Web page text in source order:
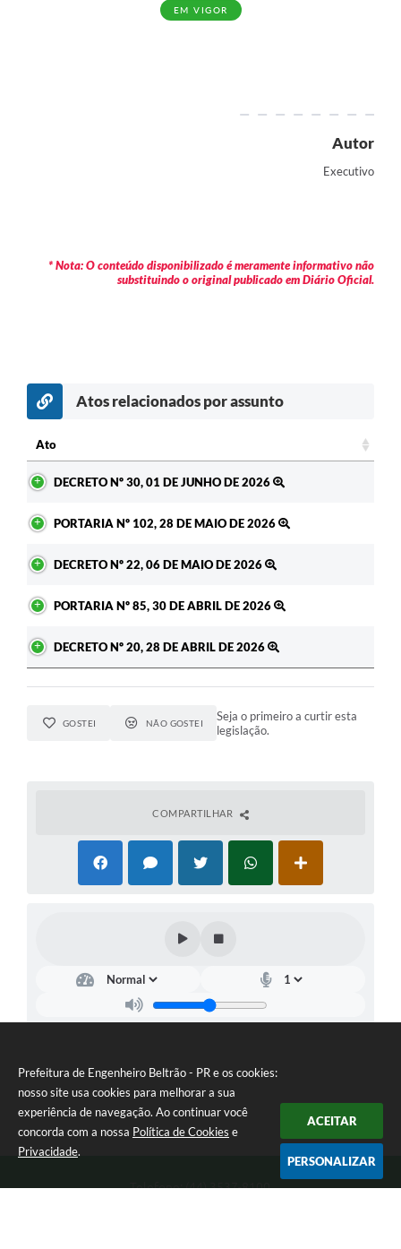
Prefeitura de Engenheiro Beltrão - PR e os cookies:
nosso site usa cookies para melhorar a sua
experiência de navegação. Ao continuar você
concorda com a nossa Política de Cookies e
Privacidade.
ACEITAR
PERSONALIZAR
Telefones Úteis
Contato
EM VIGOR
Autor
Executivo
* Nota: O conteúdo disponibilizado é meramente informativo não
substituindo o original publicado em Diário Oficial.
Atos relacionados por assunto
Ato
DECRETO Nº 30, 01 DE JUNHO DE 2026
PORTARIA Nº 102, 28 DE MAIO DE 2026
DECRETO Nº 22, 06 DE MAIO DE 2026
PORTARIA Nº 85, 30 DE ABRIL DE 2026
DECRETO Nº 20, 28 DE ABRIL DE 2026
GOSTEI NÃO GOSTEI
Seja o primeiro a curtir esta
legislação.
COMPARTILHAR
Telefone: (44) 3537-8100